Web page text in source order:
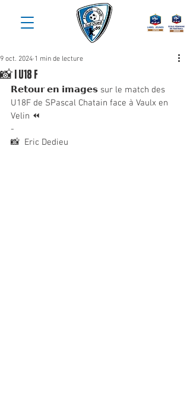
📸 | U18 F
9 oct. 2024 1 min de lecture
𝗥𝗲𝘁𝗼𝘂𝗿 𝗲𝗻 𝗶𝗺𝗮𝗴𝗲𝘀 sur le match des
U18F de SPascal Chatain face à Vaulx en
Velin ⏪
-
📸  Eric Dedieu